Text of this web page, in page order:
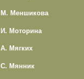
М. Меншикова
И. Моторина
А. Мягких
С. Мянник